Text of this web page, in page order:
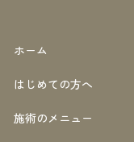
ホーム
はじめての方へ
施術のメニュー